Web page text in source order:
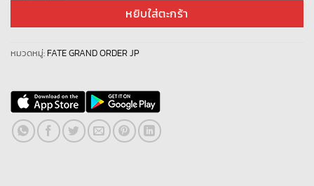
หยิบใส่ตะกร้า
หมวดหมู่: FATE GRAND ORDER JP